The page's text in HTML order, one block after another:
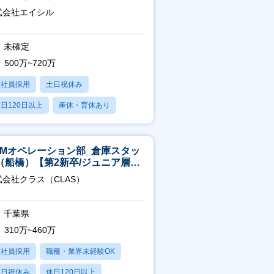
休2日/上流案件多数】
会社エイシル
未確定
500万~720万
員採用 土日祝休み
120日以上 産休・育休あり
業20時間以内
オペレーション部_倉庫スタッ
船橋）【第2新卒/ジュニア層歓
社クラス（CLAS）
千葉県
310万~460万
員採用 職種・業界未経験OK